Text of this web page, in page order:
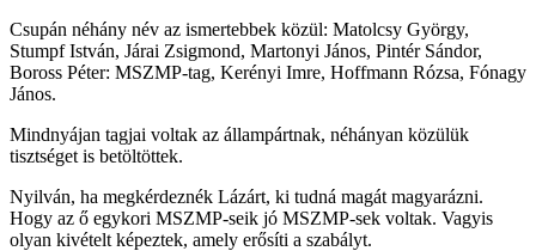
Csupán néhány név az ismertebbek közül: Matolcsy György,
Stumpf István, Járai Zsigmond, Martonyi János, Pintér Sándor,
Boross Péter: MSZMP-tag, Kerényi Imre, Hoffmann Rózsa, Fónagy
János.
Mindnyájan tagjai voltak az állampártnak, néhányan közülük
tisztséget is betöltöttek.
Nyilván, ha megkérdeznék Lázárt, ki tudná magát magyarázni.
Hogy az ő egykori MSZMP-seik jó MSZMP-sek voltak. Vagyis
olyan kivételt képeztek, amely erősíti a szabályt.